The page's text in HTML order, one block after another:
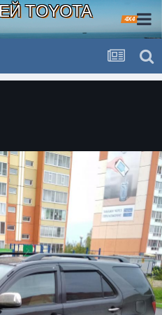
TOYOTA
4X4